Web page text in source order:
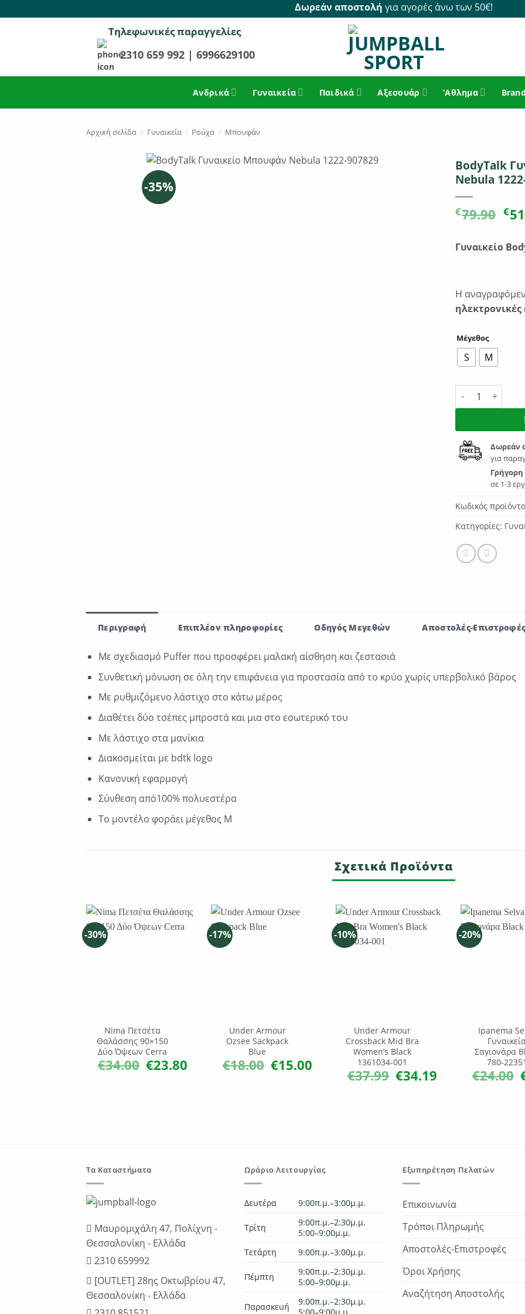
στο
Δωρεάν αποστολή για αγορές άνω των 50€!
Τηλεφωνικές παραγγελίες
2310 659 992 | 6996629100
Ανδρικά Γυναικεία Παιδικά Αξεσουάρ ‘Αθλημα
Αρχική σελίδα / Γυναικεία / Ρούχα / Μπουφάν
-35%
BodyTalk
Nebula
€79.90 €
Γυναικείο
Η
ηλεκτρονικές
Μέγεθος
S M
BodyTalk
Δωρεάν
για
σε 1-3
Κωδικός
Κατηγορίες:
Περιγραφή Επιπλέον πληροφορίες Οδηγός Μεγεθών Αποστολές-Επιστροφές
Με σχεδιασμό Puffer που προσφέρει μαλακή αίσθηση και ζεστασιά
Συνθετική μόνωση σε όλη την επιφάνεια για προστασία από το κρύο χωρίς υπερβολικό βάρος
Με ρυθμιζόμενο λάστιχο στο κάτω μέρος
Διαθέτει δύο τσέπες μπροστά και μια στο εσωτερικό του
Με λάστιχο στα μανίκια
Διακοσμείται με bdtk logo
Κανονική εφαρμογή
Σύνθεση από100% πολυεστέρα
Το μοντέλο φοράει μέγεθος Μ
Σχετικά Προϊόντα
-30%
Nima Πετσέτα
Θαλάσσης 90×150
Δύο Όψεων Cerra
€34.00 Original
price
€23.80Η
τρέχουσα
-17%
Under Armour
Ozsee Sackpack
Blue
€18.00 Original
price
€15.00Η
τρέχουσα
-10%
Under Armour
Crossback Mid Bra
Women’s Black
1361034-001
€37.99 Original
price
€34.19Η
τρέχουσα
-20%
Ipanema
Σαγιονάρα
780-22351
€24.00
Τα Καταστήματα
Μαυρομιχάλη 47, Πολίχνη -
Θεσσαλονίκη - Ελλάδα
2310 659992
[OUTLET] 28ης Οκτωβρίου 47,
Θεσσαλονίκη - Ελλάδα
Ωράριο Λειτουργίας
Δευτέρα 9:00π.μ.–3:00μ.μ.
Τρίτη
9:00π.μ.–2:30μ.μ.
5:00–9:00μ.μ.
Τετάρτη
9:00π.μ.–3:00μ.μ.
Πέμπτη
9:00π.μ.–2:30μ.μ.
5:00–9:00μ.μ.
Παρασκευή
9:00π.μ.–2:30μ.μ.
Εξυπηρέτηση Πελατών
Επικοινωνία
Τρόποι Πληρωμής
Αποστολές-Επιστροφές
Όροι Χρήσης
Αναζήτηση Αποστολής